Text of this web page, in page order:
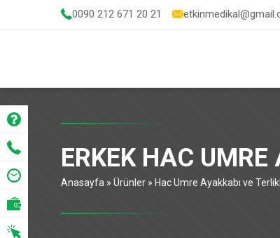
0090 212 671 20 21
ERKEK HAC
Anasayfa » Ürünler » Hac Umre Ayakkabı ve